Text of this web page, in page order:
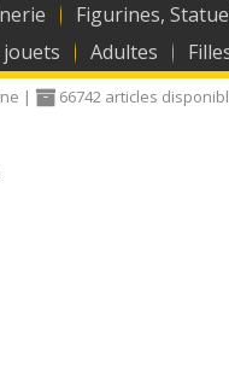
Figurines,
jouets Adultes
| 66742 articles